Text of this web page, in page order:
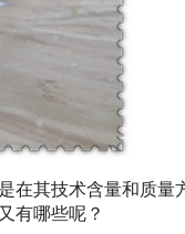
在其技术含量和质量
有哪些呢？